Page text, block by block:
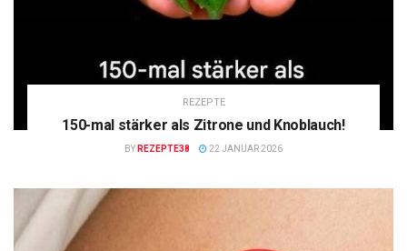
REZEPTE
150-mal stärker als Zitrone und Knoblauch!
BY REZEPTE38 22 JANUAR 2026